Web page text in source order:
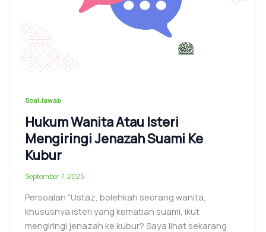
Soal Jawab
Hukum Wanita Atau Isteri
Mengiringi Jenazah Suami Ke
Kubur
September 7, 2025
Persoalan “Ustaz, bolehkah seorang wanita,
khususnya isteri yang kematian suami, ikut
mengiringi jenazah ke kubur? Saya lihat sekarang